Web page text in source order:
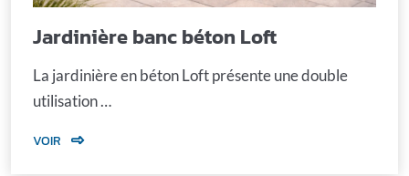
Jardinière banc béton Loft
La jardinière en béton Loft présente une double
utilisation …
VOIR